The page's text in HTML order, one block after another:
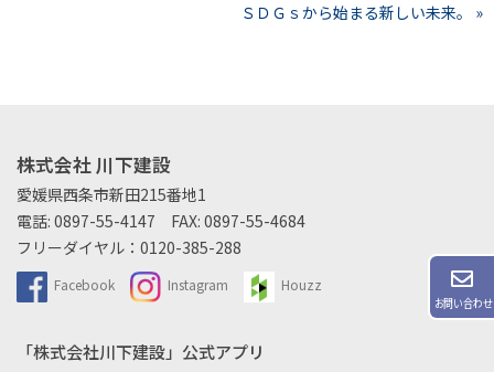
お問い合わせ
ＳＤＧｓから始まる新しい未来。 »
株式会社 川下建設
愛媛県西条市新田215番地1
電話: 0897-55-4147 FAX: 0897-55-4684
フリーダイヤル： 0120-385-288
Facebook Instagram Houzz
「株式会社川下建設」公式アプリ